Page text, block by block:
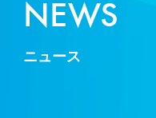
NEWS
ニュース